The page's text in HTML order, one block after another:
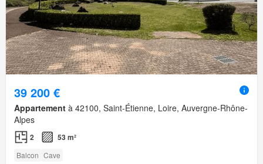
39 200 €
Appartement à 42100, Saint-Étienne, Loire, Auvergne-Rhône-
Alpes
2 53 m²
Balcon Cave